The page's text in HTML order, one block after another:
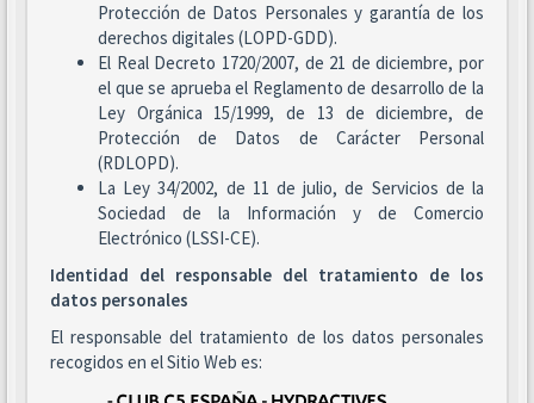
Protección de Datos Personales y garantía de los
derechos digitales (LOPD-GDD).
El Real Decreto 1720/2007, de 21 de diciembre, por
el que se aprueba el Reglamento de desarrollo de la
Ley Orgánica 15/1999, de 13 de diciembre, de
Protección de Datos de Carácter Personal
(RDLOPD).
La Ley 34/2002, de 11 de julio, de Servicios de la
Sociedad de la Información y de Comercio
Electrónico (LSSI-CE).
Identidad del responsable del tratamiento de los
datos personales
El responsable del tratamiento de los datos personales
recogidos en el Sitio Web es: